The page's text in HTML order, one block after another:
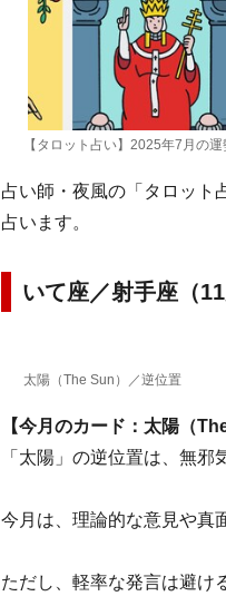
【タロット占い】2025年7月の運
占い師・夜風の「タロット
占います。
いて座／射手座（
太陽（The Sun）／逆位置
【今月のカード：太陽（
「太陽」の逆位置は、無邪
今月は、理論的な意見や真
ただし、軽率な発言は避け